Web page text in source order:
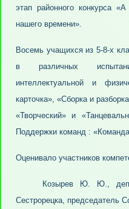
этап районного конкурса
нашего времени».
Восемь учащихся из 5-8-х
в различных
интеллектуальной и
карточка», «Сборка и
«Творческий» и
Поддержки команд :
Оценивало участников
Козырев Ю. Ю.,
Сестрорецка,